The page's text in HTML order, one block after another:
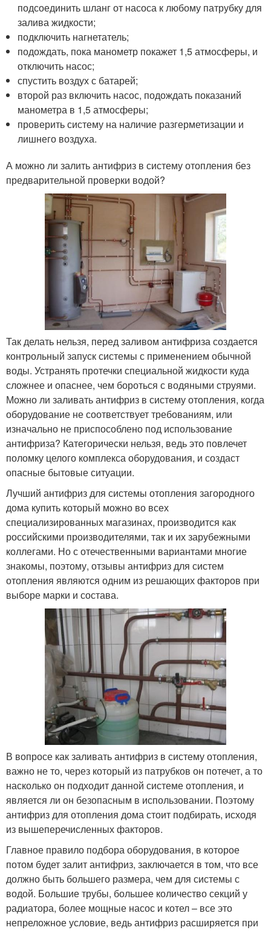
подсоединить шланг от насоса к любому патрубку для
залива жидкости;
подключить нагнетатель;
подождать, пока манометр покажет 1,5 атмосферы, и
отключить насос;
спустить воздух с батарей;
второй раз включить насос, подождать показаний
манометра в 1,5 атмосферы;
проверить систему на наличие разгерметизации и
лишнего воздуха.
А можно ли залить антифриз в систему отопления без
предварительной проверки водой?
Так делать нельзя, перед заливом антифриза создается
контрольный запуск системы с применением обычной
воды. Устранять протечки специальной жидкости куда
сложнее и опаснее, чем бороться с водяными струями.
Можно ли заливать антифриз в систему отопления, когда
оборудование не соответствует требованиям, или
изначально не приспособлено под использование
антифриза? Категорически нельзя, ведь это повлечет
поломку целого комплекса оборудования, и создаст
опасные бытовые ситуации.
Лучший антифриз для системы отопления загородного
дома купить который можно во всех
специализированных магазинах, производится как
российскими производителями, так и их зарубежными
коллегами. Но с отечественными вариантами многие
знакомы, поэтому, отзывы антифриз для систем
отопления являются одним из решающих факторов при
выборе марки и состава.
В вопросе как заливать антифриз в систему отопления,
важно не то, через который из патрубков он потечет, а то
насколько он подходит данной системе отопления, и
является ли он безопасным в использовании. Поэтому
антифриз для отопления дома стоит подбирать, исходя
из вышеперечисленных факторов.
Главное правило подбора оборудования, в которое
потом будет залит антифриз, заключается в том, что все
должно быть большего размера, чем для системы с
водой. Большие трубы, большее количество секций у
радиатора, более мощные насос и котел – все это
непреложное условие, ведь антифриз расширяется при